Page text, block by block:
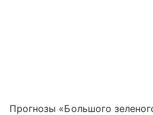
Прогнозы «Большого